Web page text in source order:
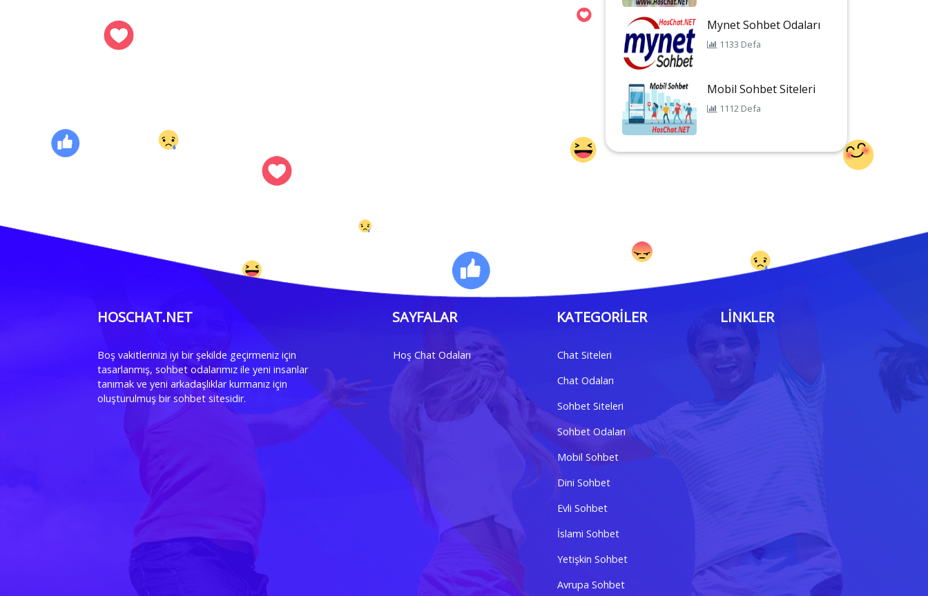
Mynet Sohbet Odaları
1133 Defa
Mobil Sohbet Siteleri
1112 Defa
HOSCHAT.NET
Boş vakitlerinizi iyi bir şekilde geçirmeniz için
tasarlanmış, sohbet odalarımız ile yeni insanlar
tanımak ve yeni arkadaşlıklar kurmanız için
oluşturulmuş bir sohbet sitesidir.
SAYFALAR
Hoş Chat Odaları
KATEGORILER
Chat Siteleri
Chat Odaları
Sohbet Siteleri
Sohbet Odaları
Mobil Sohbet
Dini Sohbet
Evli Sohbet
İslami Sohbet
Yetişkin Sohbet
Avrupa Sohbet
LINKLER